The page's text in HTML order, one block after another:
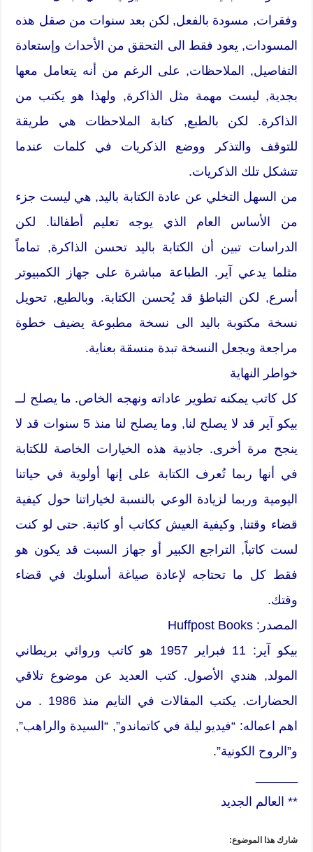
وفقرات, مسودة بالفعل, لكن بعد سنوات من صقل هذه
المسودات, يعود فقط الى التحقق من الأحداث وإستعادة
التفاصيل, الملاحظات, على الرغم من أنه يتعامل معها
بجدية, ليست مهمة مثل الذاكرة, ولهذا هو يكتب من
الذاكرة. لكن بالطبع, كتابة الملاحظات هي طريقة
للتوقف والتذكر ووضع الذكريات في كلمات عندما
تتشكل تلك الذكريات.
من السهل التخلي عن عادة الكتابة باليد, هي ليست جزء
من الأساس العام الذي يوجه تعليم أطفالنا. لكن
الدراسات تبين أن الكتابة باليد تحسن الذاكرة, تماماً
مثلما يدعي آير. الطباعة مباشرة على جهاز الكمبيوتر
أسرع, لكن التباطؤ قد يُحسن الكتابة. وبالطبع, تحويل
نسخة مكتوبة باليد الى نسخة مطبوعة يضيف خطوة
مراجعة ويجعل النسخة تبدة منسقة بعناية.
خواطر النهاية
كل كاتب يمكنه تطوير عاداته ونهجه الخاص. ما يصلح لــ
بيكو آير قد لا يصلح لنا, وما يصلح لنا منذ 5 سنوات قد لا
ينجح مرة أخرى. جاذبية هذه الخيارات الخاصة للكتابة
في أنها ربما تُعرف الكتابة على إنها أولوية في حياتنا
اليومية وربما لزيادة الوعي بالنسبة لخياراتنا حول كيفية
قضاء وقتنا, وكيفية العيش ككاتب أو كاتبة. حتى لو كنت
لست كاتباً, التراجع الكبير أو جهاز السبت قد يكون هو
فقط كل ما تحتاجه لإعادة صياغة أسلوبك في قضاء
وقتك.
المصدر: Huffpost Books
بيكو آير: 11 فبراير 1957 هو كاتب وروائي بريطاني
المولد, هندي الأصول. كتب العديد عن موضوع تلاقي
الحضارات. يكتب المقالات في التايم منذ 1986 . من
اهم اعماله: “فيديو ليلة في كاتماندو”, “السيدة والراهب”,
و”الروح الكونية”.
** العالم الجديد
شارك هذا الموضوع: